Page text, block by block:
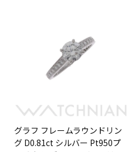
グラフ フレームラウンドリン
グ D0.81ct シルバー Pt950プ